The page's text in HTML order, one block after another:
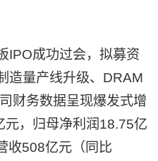
IPO成功过会，拟募资
造量产线升级、DRAM
财务数据呈现爆发式增
，归母净利润18.75亿
收508亿元（同比